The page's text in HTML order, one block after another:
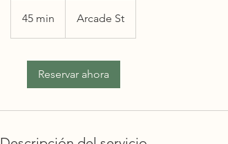
45 min
5
Arcade St
Reservar ahora